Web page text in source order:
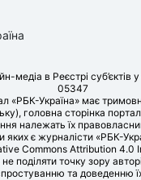
медіа в Реєстрі
05347
«РБК-Україна» має
головна сторінка
належать їх
яких є журналісти «РБК-
Commons Attribution 4.0
поділяти точку зору
та доведенню